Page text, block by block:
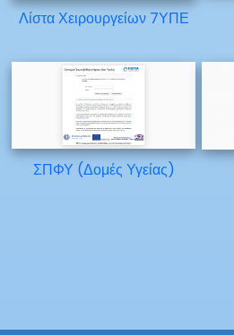
Λίστα Χειρουργείων 7ΥΠΕ
ΣΠΦΥ (Δομές Υγείας)